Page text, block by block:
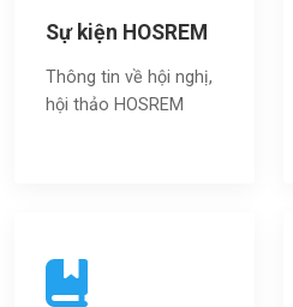
Sự kiện HOSREM
Thông tin về hội nghị,
hội thảo HOSREM